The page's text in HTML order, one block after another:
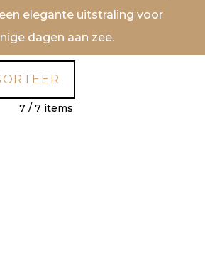
elegante uitstraling voor
dagen aan zee.
7 / 7 items